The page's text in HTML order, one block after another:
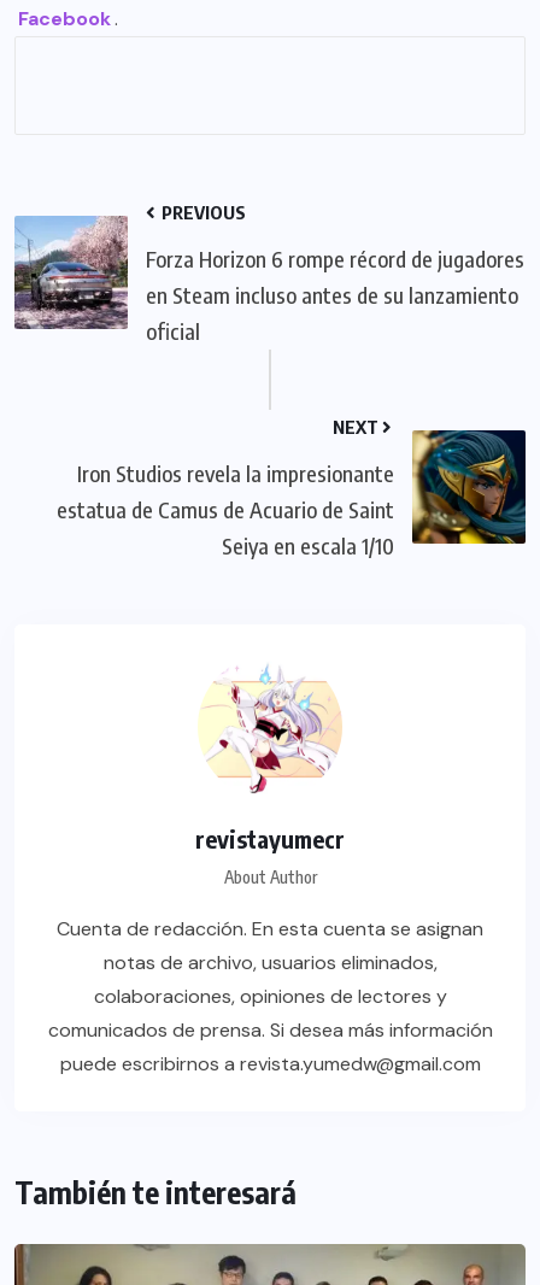
Facebook.
PREVIOUS
Forza Horizon 6 rompe récord de jugadores
en Steam incluso antes de su lanzamiento
oficial
NEXT
Iron Studios revela la impresionante
estatua de Camus de Acuario de Saint
Seiya en escala 1/10
revistayumecr
About Author
Cuenta de redacción. En esta cuenta se asignan
notas de archivo, usuarios eliminados,
colaboraciones, opiniones de lectores y
comunicados de prensa. Si desea más información
puede escribirnos a revista.yumedw@gmail.com
También te interesará